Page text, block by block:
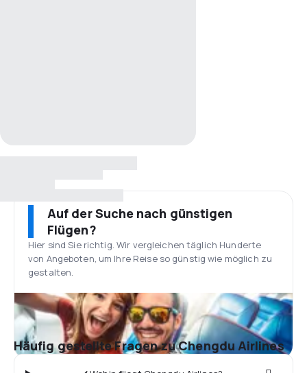
Auf der Suche nach günstigen
Flügen?
Hier sind Sie richtig. Wir vergleichen täglich Hunderte
von Angeboten, um Ihre Reise so günstig wie möglich zu
gestalten.
Häufig gestellte Fragen zu Chengdu Airlines